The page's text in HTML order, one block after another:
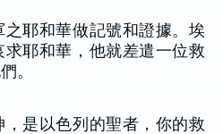
耶和華做記號和證據。埃
耶和華，他就差遣一位救
。
，是以色列的聖者，你的救